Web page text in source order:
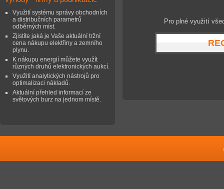
Pro plné využití
Využití systému správy obchodních
a distribučních parametrů
odběrných míst.
Zjistíte jaká je Vaše aktuální tržní
cena nákupu elektřiny a zemního
plynu.
K nákupu energií můžete využít
různých druhů elektronických aukcí.
Využití analytických nástrojů pro
optimalizaci nákladů.
Aktuální přehled informací ze
světových burz na jednom místě.